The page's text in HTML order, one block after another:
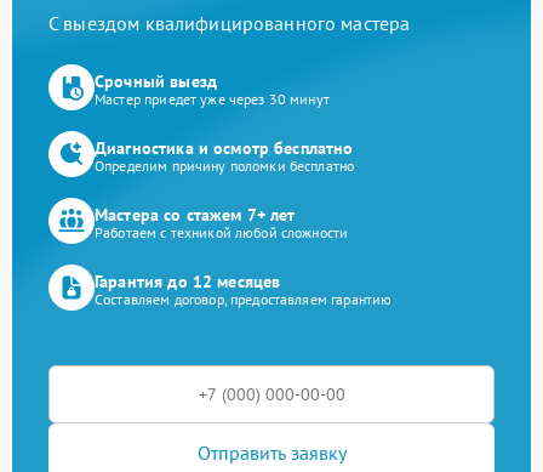
С выездом квалифицированного мастера
Срочный выезд
Мастер приедет уже через 30 минут
Диагностика и осмотр бесплатно
Определим причину поломки бесплатно
Мастера со стажем 7+ лет
Работаем с техникой любой сложности
Гарантия до 12 месяцев
Составляем договор, предоставляем гарантию
Отправить заявку